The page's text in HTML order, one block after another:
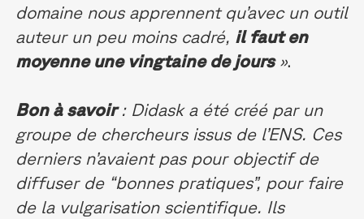
domaine nous apprennent qu’avec un outil
auteur un peu moins cadré, il faut en
moyenne une vingtaine de jours ».
Bon à savoir: Didask a été créé par un
groupe de chercheurs issus de l’ENS. Ces
derniers n’avaient pas pour objectif de
diffuser de “bonnes pratiques”, pour faire
de la vulgarisation scientifique. Ils